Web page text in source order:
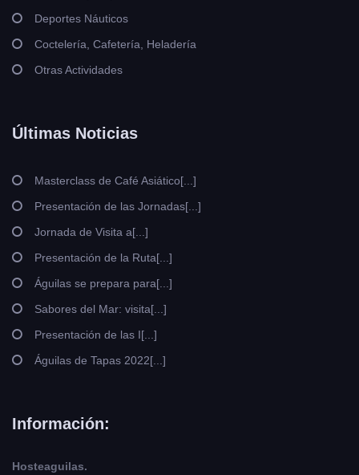
Deportes Náuticos
Coctelería, Cafetería, Heladería
Otras Actividades
Últimas Noticias
Masterclass de Café Asiático[...]
Presentación de las Jornadas[...]
Jornada de Visita a[...]
Presentación de la Ruta[...]
Águilas se prepara para[...]
Sabores del Mar: visita[...]
Presentación de las I[...]
Águilas de Tapas 2022[...]
Información:
Hosteaguilas.